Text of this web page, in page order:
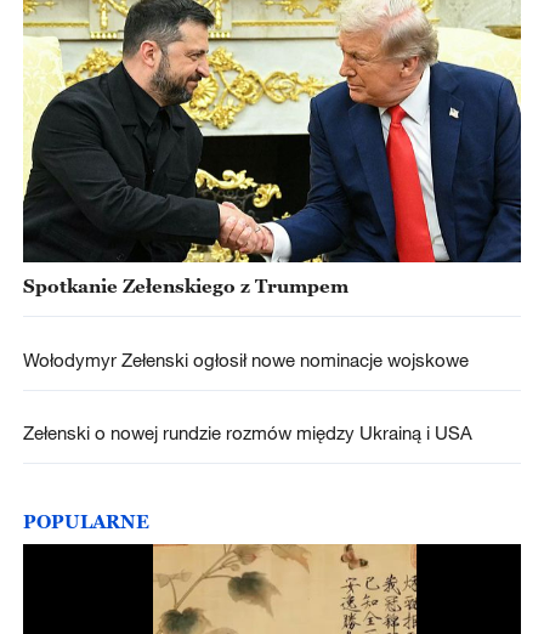
Spotkanie Zełenskiego z Trumpem
Wołodymyr Zełenski ogłosił nowe nominacje wojskowe
Zełenski o nowej rundzie rozmów między Ukrainą i USA
POPULARNE